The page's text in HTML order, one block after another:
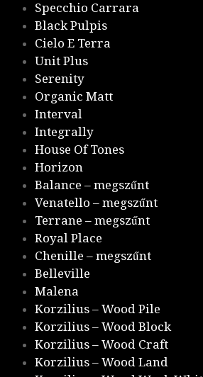
Specchio Carrara
Black Pulpis
Cielo E Terra
Unit Plus
Serenity
Organic Matt
Interval
Integrally
House Of Tones
Horizon
Balance – megszűnt
Venatello – megszűnt
Terrane – megszűnt
Royal Place
Chenille – megszűnt
Belleville
Malena
Korzilius – Wood Pile
Korzilius – Wood Block
Korzilius – Wood Craft
Korzilius – Wood Land